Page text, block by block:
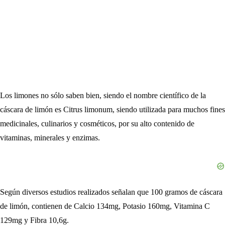
Los limones no sólo saben bien, siendo el nombre científico de la
cáscara de limón es Citrus limonum, siendo utilizada para muchos fines
medicinales, culinarios y cosméticos, por su alto contenido de
vitaminas, minerales y enzimas.
Según diversos estudios realizados señalan que 100 gramos de cáscara
de limón, contienen de Calcio 134mg, Potasio 160mg, Vitamina C
129mg y Fibra 10,6g.